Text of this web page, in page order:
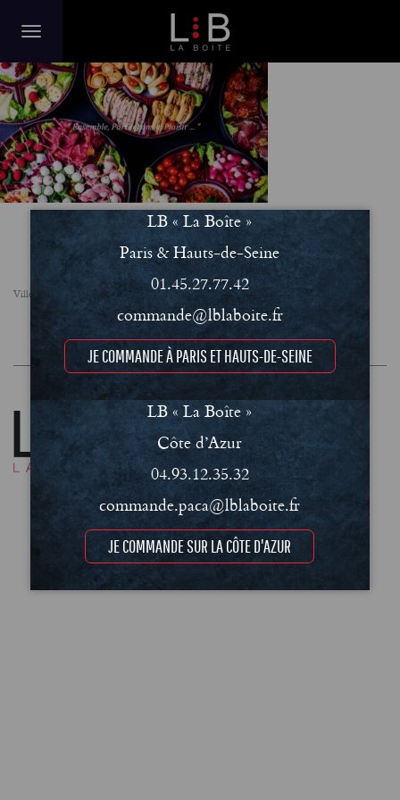
azertyuiop
Villes FAQ Le concept
Notre engagement RSE
Conditions Générales de Vente (CGV)
Mentions légales et Politique de confidentialité
LB « La Boîte »
Paris & Hauts-de-Seine
01.45.27.77.42
commande@lblaboite.fr
JE COMMANDE À PARIS ET HAUTS-DE-SEINE
LB « La Boîte »
Côte d’Azur
04.93.12.35.32
commande.paca@lblaboite.fr
JE COMMANDE SUR LA CÔTE D'AZUR